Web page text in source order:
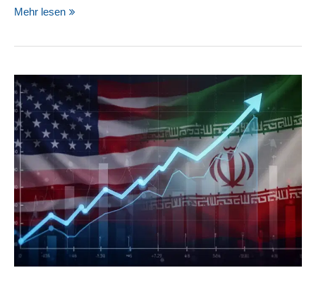
Mehr lesen